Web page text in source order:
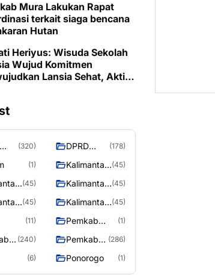
Mura Lakukan Rapat
terkait siaga bencana
kebakaran Hutan
Heriyus: Wisuda Sekolah
Wujud Komitmen
Lansia Sehat, Aktif,
(320)
DPRD
RAYA
(178)
(1)
Kalimantan (45)
(45)
Kalimantan (45)
(45)
Kalimantan (45)
(11)
Pemkab
Barito Utara
(1)
(240)
Pemkab
Raya
(286)
(6) Ponorogo (1)